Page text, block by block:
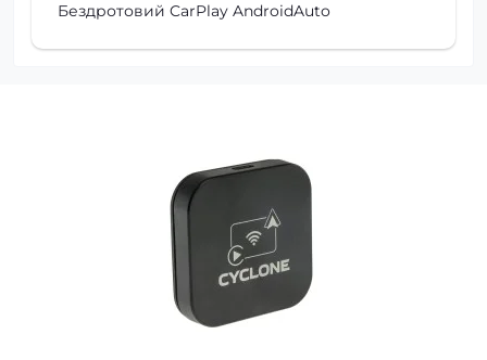
Бездротовий CarPlay AndroidAuto